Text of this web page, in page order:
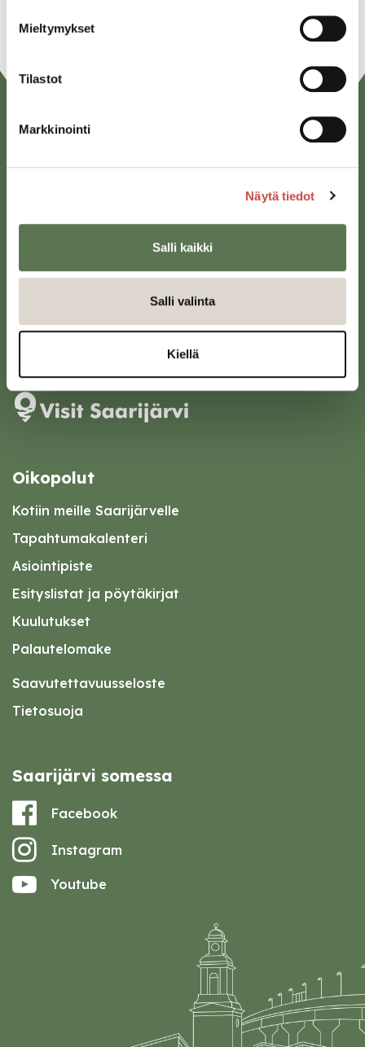
Mieltymykset
Tilastot
Markkinointi
Näytä tiedot
Salli kaikki
Salli valinta
Kiellä
43100 Saarijärvi
Oikopolut
Kotiin meille Saarijärvelle
Tapahtumakalenteri
Asiointipiste
Esityslistat ja pöytäkirjat
Kuulutukset
Palautelomake
Saavutettavuusseloste
Tietosuoja
Saarijärvi somessa
Facebook
Instagram
Youtube